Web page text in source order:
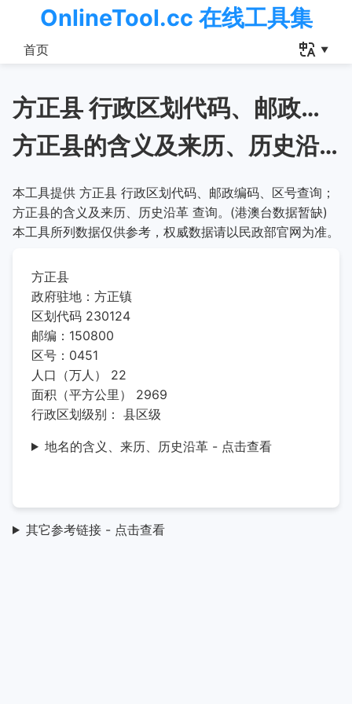
OnlineTool.cc 在线工具集
首页
方正县 行政区划代码、邮政编码、区号查询
方正县的含义及来历、历史沿革
本工具提供 方正县 行政区划代码、邮政编码、区号查询；
方正县的含义及来历、历史沿革 查询。(港澳台数据暂缺)
本工具所列数据仅供参考，权威数据请以民政部官网为准。
方正县
政府驻地：方正镇
区划代码 230124
邮编：150800
区号：0451
人口（万人） 22
面积（平方公里） 2969
行政区划级别： 县区级
地名的含义、来历、历史沿革 - 点击查看
其它参考链接 - 点击查看